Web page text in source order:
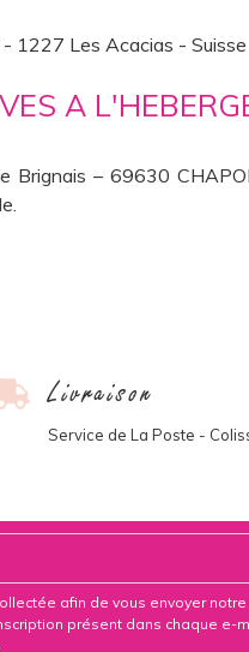
- 1227 Les Acacias -
A
Brignais – 69630
Livraison
Service de La Poste -
afin de vous envoyer
présent dans chaque